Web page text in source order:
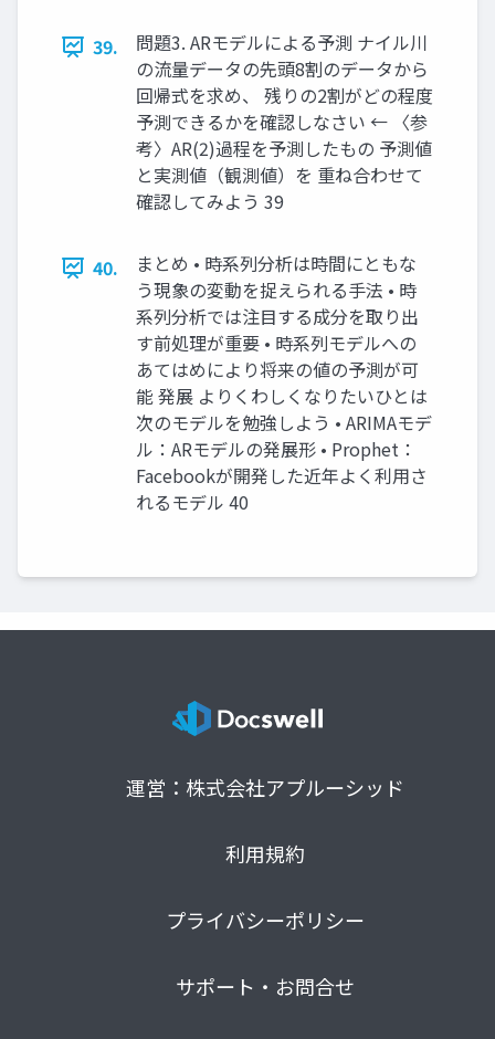
39.
問題3. ARモデルによる予測 ナイル川
の流量データの先頭8割のデータから
回帰式を求め、 残りの2割がどの程度
予測できるかを確認しなさい ← 〈参
考〉AR(2)過程を予測したもの 予測値
と実測値（観測値）を 重ね合わせて
確認してみよう 39
40.
まとめ • 時系列分析は時間にともな
う現象の変動を捉えられる手法 • 時
系列分析では注目する成分を取り出
す前処理が重要 • 時系列モデルへの
あてはめにより将来の値の予測が可
能 発展 よりくわしくなりたいひとは
次のモデルを勉強しよう • ARIMAモデ
ル：ARモデルの発展形 • Prophet：
Facebookが開発した近年よく利用さ
れるモデル 40
運営：株式会社アプルーシッド
利用規約
プライバシーポリシー
サポート・お問合せ